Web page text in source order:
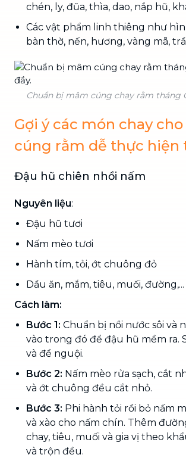
chén, ly, đũa, thìa, dao, nắp hũ,
Các vật phẩm linh thiêng như
bàn thờ, nến, hương, vàng mã,
Chuẩn bị mâm cúng chay rằm tháng
Gợi ý các món chay
cúng rằm dễ thực hiện
Đậu hũ chiên nhồi nấm
Nguyên liệu:
Đậu hũ tươi
Nấm mèo tươi
Hành tím, tỏi, ớt chuông đỏ
Dầu ăn, mắm, tiêu, muối, đường,...
Cách làm:
Bước 1: Chuẩn bị nồi nước sôi và
vào trong đó để đậu hũ mềm ra.
và để nguội.
Bước 2: Nấm mèo rửa sạch, cắt
và ớt chuông đều cắt nhỏ.
Bước 3: Phi hành tỏi rồi bỏ nấm
và xào cho nấm chín. Thêm
chay, tiêu, muối và gia vị theo
và trộn đều.